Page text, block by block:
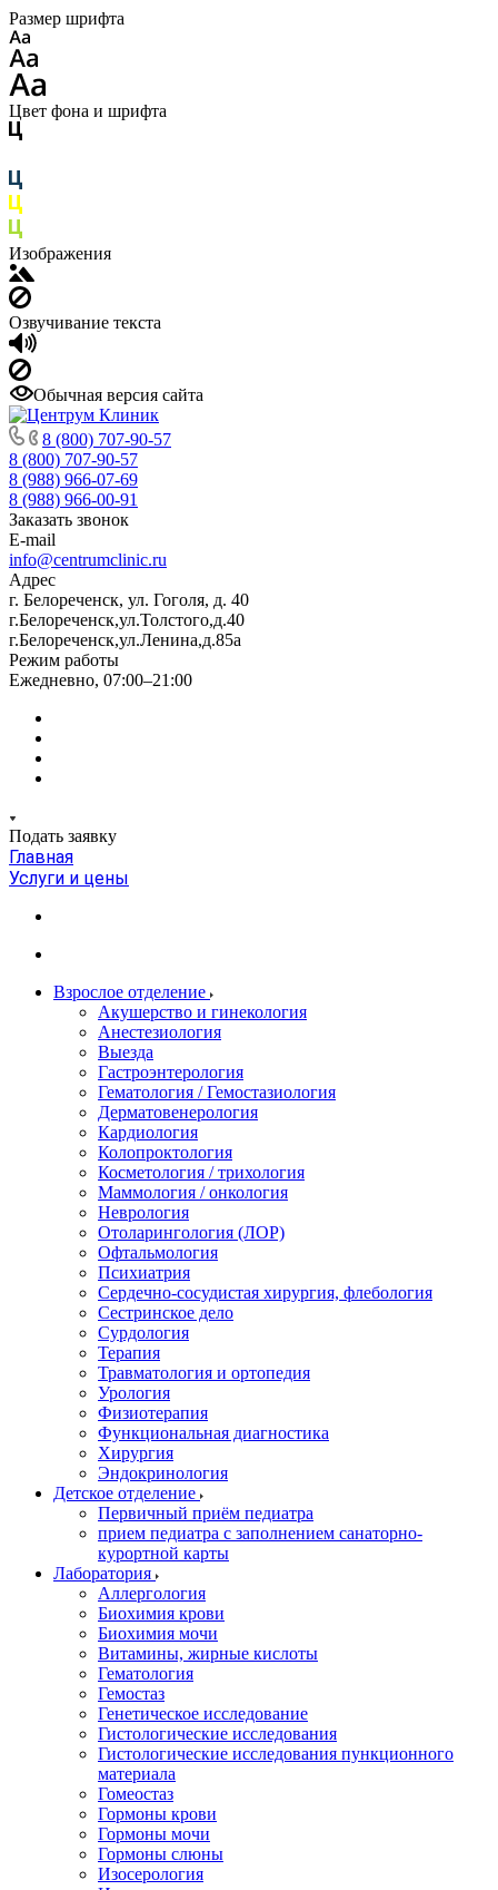
Размер шрифта
Цвет фона и шрифта
Изображения
Озвучивание текста
Обычная версия сайта
8 (800) 707-90-57
8 (800) 707-90-57
8 (988) 966-07-69
8 (988) 966-00-91
Заказать звонок
E-mail
info@centrumclinic.ru
Адрес
г. Белореченск, ул. Гоголя, д. 40
г.Белореченск,ул.Толстого,д.40
г.Белореченск,ул.Ленина,д.85а
Режим работы
Ежедневно, 07:00–21:00
Подать заявку
Главная
Услуги и цены
Взрослое отделение
Акушерство и гинекология
Анестезиология
Выезда
Гастроэнтерология
Гематология / Гемостазиология
Дерматовенерология
Кардиология
Колопроктология
Косметология / трихология
Маммология / онкология
Неврология
Отоларингология (ЛОР)
Офтальмология
Психиатрия
Сердечно-сосудистая хирургия, флебология
Сестринское дело
Сурдология
Терапия
Травматология и ортопедия
Урология
Физиотерапия
Функциональная диагностика
Хирургия
Эндокринология
Детское отделение
Первичный приём педиатра
прием педиатра с заполнением санаторно-
курортной карты
Лаборатория
Аллергология
Биохимия крови
Биохимия мочи
Витамины, жирные кислоты
Гематология
Гемостаз
Генетическое исследование
Гистологические исследования
Гистологические исследования пункционного
материала
Гомеостаз
Гормоны крови
Гормоны мочи
Гормоны слюны
Изосерология